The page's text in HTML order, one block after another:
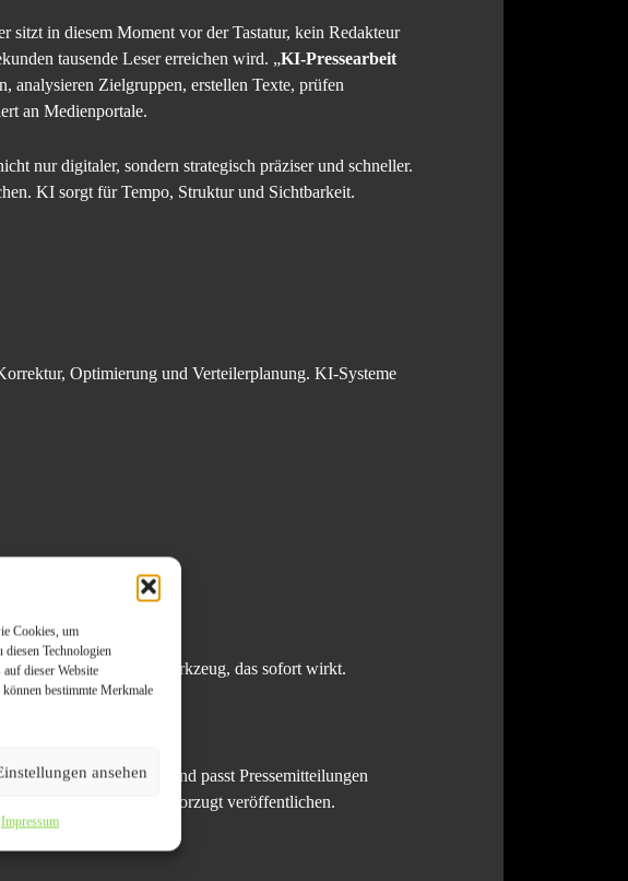
Cookies, um
diesen Technologien
dieser Website
bestimmte Merkmale
ansehen
Impressum
in diesem Moment vor der Tastatur, kein Redakteur
tausende Leser erreichen wird. „KI-Pressearbeit
analysieren Zielgruppen, erstellen Texte, prüfen
an Medienportale.
nur digitaler, sondern strategisch präziser und schneller.
KI sorgt für Tempo, Struktur und Sichtbarkeit.
Optimierung und Verteilerplanung. KI-Systeme
sie sein sollte: ein Werkzeug, das sofort wirkt.
und Reaktionen und passt Pressemitteilungen
– und Redaktionen bevorzugt veröffentlichen.